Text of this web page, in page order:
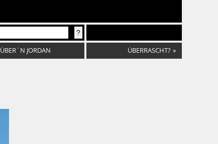
ÜBER´N JORDAN ÜBERRASCHT? »